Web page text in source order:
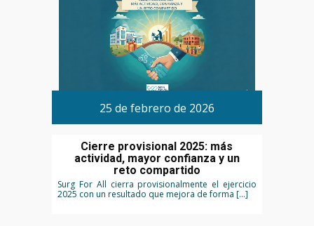
25 de febrero de 2026
Cierre provisional 2025: más
actividad, mayor confianza y un
reto compartido
Surg For All cierra provisionalmente el ejercicio
2025 con un resultado que mejora de forma […]